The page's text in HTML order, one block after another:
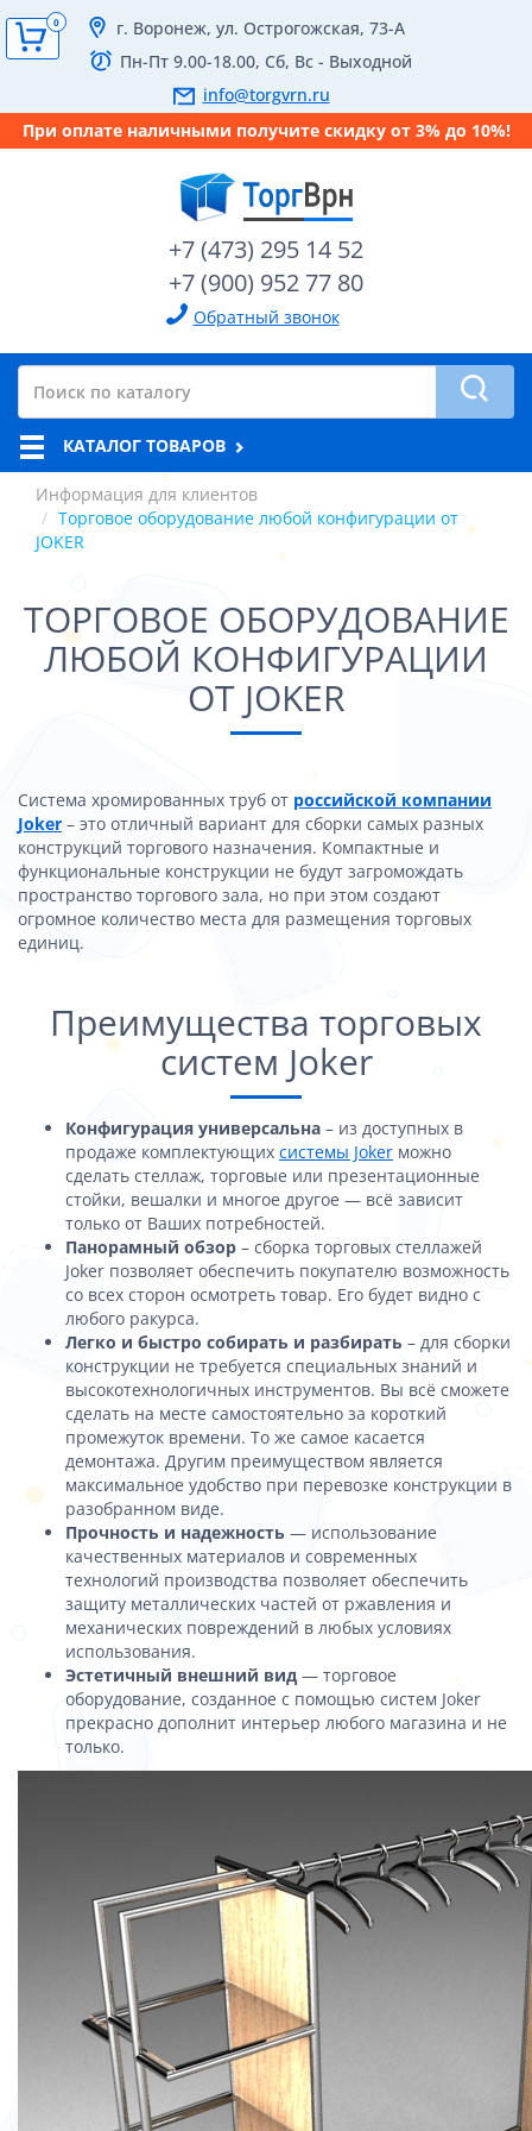
г. Воронеж, ул. Острогожская, 73-А
Пн-Пт 9.00-18.00, Сб, Вс - Выходной
info@torgvrn.ru
При оплате наличными получите скидку от 3% до 10%!
+7 (473) 295 14 52
+7 (900) 952 77 80
Обратный звонок
0
КАТАЛОГ ТОВАРОВ
Информация для клиентов
Торговое оборудование любой конфигурации от
JOKER
ТОРГОВОЕ ОБОРУДОВАНИЕ
ЛЮБОЙ КОНФИГУРАЦИИ
ОТ JOKER
Система хромированных труб от российской компании
Joker – это отличный вариант для сборки самых разных
конструкций торгового назначения. Компактные и
функциональные конструкции не будут загромождать
пространство торгового зала, но при этом создают
огромное количество места для размещения торговых
единиц.
Преимущества торговых
систем Joker
Конфигурация универсальна – из доступных в
продаже комплектующих системы Joker можно
сделать стеллаж, торговые или презентационные
стойки, вешалки и многое другое — всё зависит
только от Ваших потребностей.
Панорамный обзор – сборка торговых стеллажей
Joker позволяет обеспечить покупателю возможность
со всех сторон осмотреть товар. Его будет видно с
любого ракурса.
Легко и быстро собирать и разбирать – для сборки
конструкции не требуется специальных знаний и
высокотехнологичных инструментов. Вы всё сможете
сделать на месте самостоятельно за короткий
промежуток времени. То же самое касается
демонтажа. Другим преимуществом является
максимальное удобство при перевозке конструкции в
разобранном виде.
Прочность и надежность — использование
качественных материалов и современных
технологий производства позволяет обеспечить
защиту металлических частей от ржавления и
механических повреждений в любых условиях
использования.
Эстетичный внешний вид — торговое
оборудование, созданное с помощью систем Joker
прекрасно дополнит интерьер любого магазина и не
только.